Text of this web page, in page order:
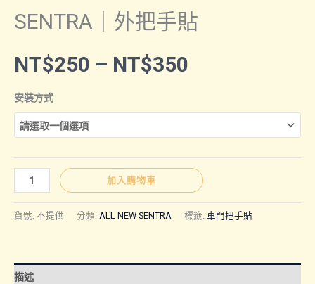
SENTRA｜外把手貼
NT$250 – NT$350
範
圍：
NT$250
到
安裝方式
SENTRA
｜
外
貼
加入購物車
貨號: 不提供 分類: ALL NEW SENTRA 標籤: 車門把手貼
描述